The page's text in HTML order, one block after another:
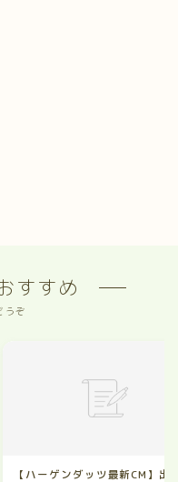
すすめ
うぞ
【ハーゲンダッツ最新CM】出